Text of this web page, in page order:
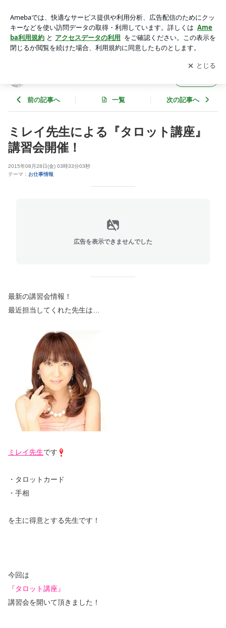
クション公式ブログ
アプリをダウンロードして ブログの更新通知
を受け取りまし
ょう。
開く
前の記事へ 一覧 次の記事へ
ミレイ先生による『タロット講座』
講習会開催！
2015年08月28日(金) 03時33分03秒
テーマ： お仕事情報
広告を表示できませんでした
最新の講習会情報！
最近担当してくれた先生は…
ミレイ先生です
・タロットカード
・手相
を主に得意とする先生です！
今回は
『タロット講座』
講習会を開いて頂きました！